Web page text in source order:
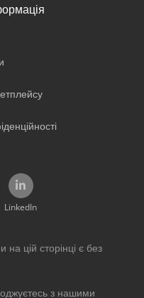
LinkedIn
на цій сторінці є без
з нашими